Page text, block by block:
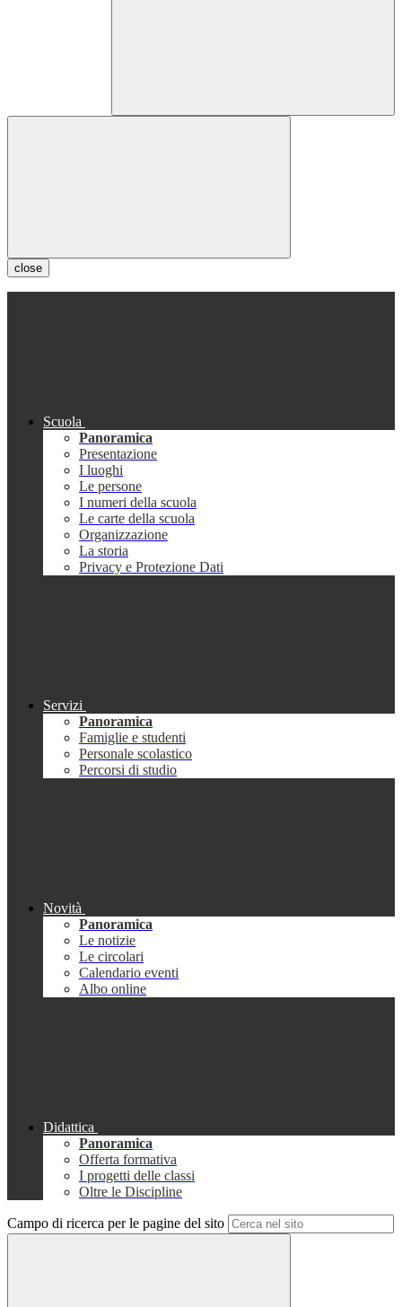
close
Scuola
Panoramica
Presentazione
I luoghi
Le persone
I numeri della scuola
Le carte della scuola
Organizzazione
La storia
Privacy e Protezione Dati
Servizi
Panoramica
Famiglie e studenti
Personale scolastico
Percorsi di studio
Novità
Panoramica
Le notizie
Le circolari
Calendario eventi
Albo online
Didattica
Panoramica
Offerta formativa
I progetti delle classi
Oltre le Discipline
Campo di ricerca per le pagine del sito